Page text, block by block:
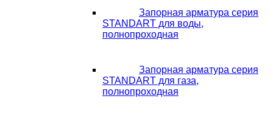
Запорная арматура серия
STANDART для воды,
полнопроходная
Запорная арматура серия
STANDART для газа,
полнопроходная